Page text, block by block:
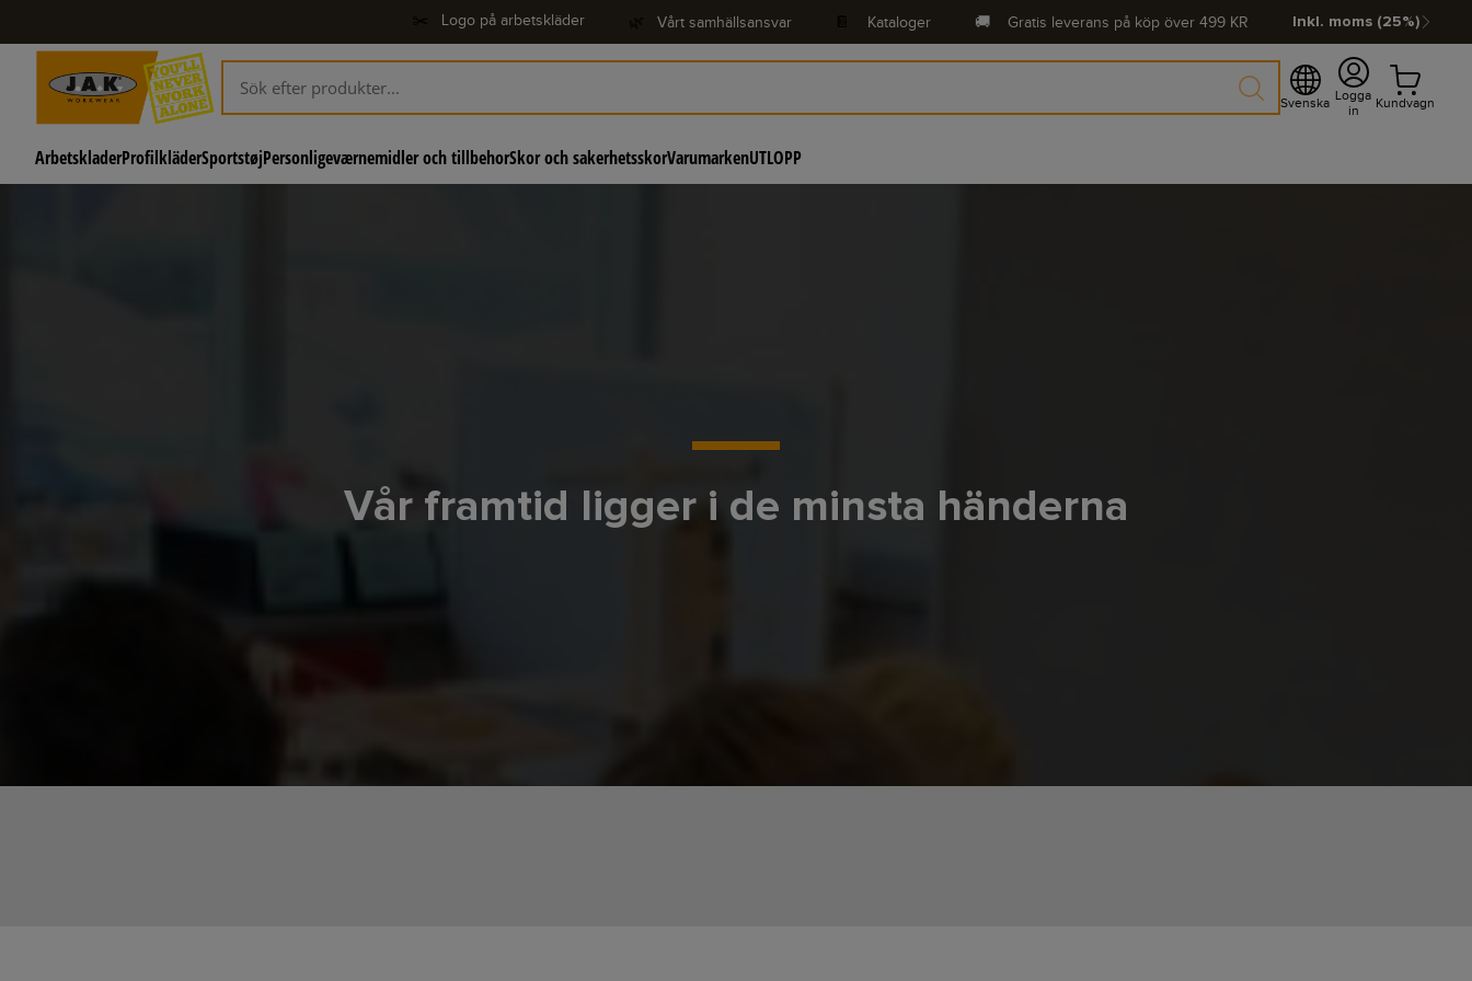
Logo på arbetskläder Vårt samhällsansvar Kataloger 🚚Gratis leverans på köp över 499 KR Inkl. moms (25%)
Svenska Logga
in
Kundvagn
ArbetskladerProfilkläderSportstøjPersonligeværnemidler och tillbehorSkor och sakerhetsskorVarumarkenUTLOPP
Vår framtid ligger i de minsta händerna